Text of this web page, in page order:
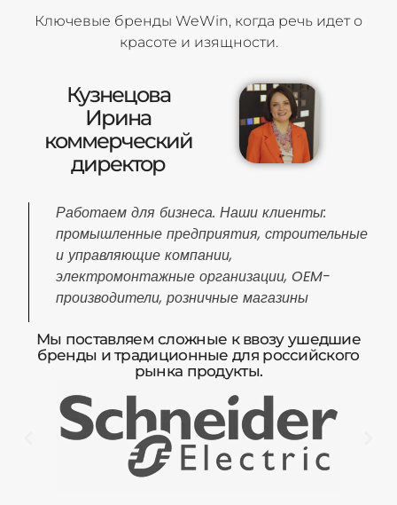
Ключевые бренды WeWin, когда речь идет о
красоте и изящности.
Кузнецова
Ирина
коммерческий
директор
Работаем для бизнеса. Наши клиенты:
промышленные предприятия, строительные
и управляющие компании,
электромонтажные организации, OEM-
производители, розничные магазины
Мы поставляем сложные к ввозу ушедшие
бренды и традиционные для российского
рынка продукты.